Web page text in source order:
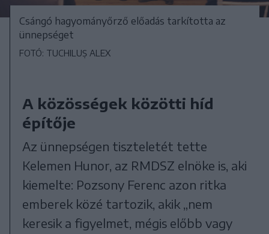
Csángó hagyományőrző előadás tarkította az
ünnepséget
FOTÓ: TUCHILUȘ ALEX
A közösségek közötti híd
építője
Az ünnepségen tiszteletét tette
Kelemen Hunor, az RMDSZ elnöke is, aki
kiemelte: Pozsony Ferenc azon ritka
emberek közé tartozik, akik „nem
keresik a figyelmet, mégis előbb vagy